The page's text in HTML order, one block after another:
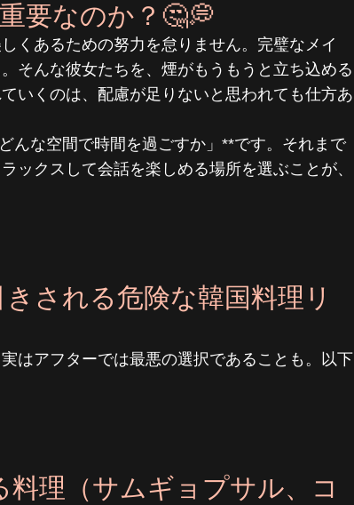
要なのか？🤔💭
くあるための努力を怠りません。完璧なメイ
そんな彼女たちを、煙がもうもうと立ち込める
いくのは、配慮が足りないと思われても仕方あ
んな空間で時間を過ごすか」**です。それまで
ックスして会話を楽しめる場所を選ぶことが、
される危険な韓国料理リ
はアフターでは最悪の選択であることも。以下
理（サムギョプサル、コ